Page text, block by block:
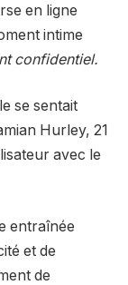
en ligne
intime
confidentiel.
se sentait
Hurley, 21
avec le
entraînée
et de
de